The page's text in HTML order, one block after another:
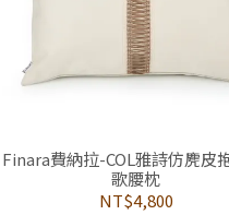
Finara費納拉-COL雅詩仿麂皮
歌腰枕
NT$4,800